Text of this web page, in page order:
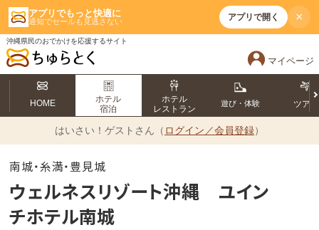
アプリでもっと快適に
通知でセールも見逃さない アプリで開く ×
沖縄県民のおでかけを応援するサイト
マイページ
HOME
ホテル
宿泊
ホテル
レストラン
遊び・体験 ツアー
はいさい！ ゲストさん（ ログイン／会員登録）
南城・糸満・豊見城
ウェルネスリゾート沖縄 ユイン
チホテル南城